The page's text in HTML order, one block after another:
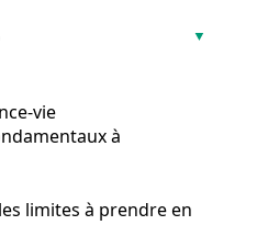
vie
à
limites à prendre en